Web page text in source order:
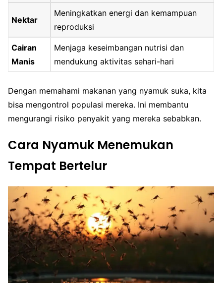
Nektar
Meningkatkan energi dan kemampuan
reproduksi
Cairan
Manis
Menjaga keseimbangan nutrisi dan
mendukung aktivitas sehari-hari
Dengan memahami makanan yang nyamuk suka, kita
bisa mengontrol populasi mereka. Ini membantu
mengurangi risiko penyakit yang mereka sebabkan.
Cara Nyamuk Menemukan
Tempat Bertelur